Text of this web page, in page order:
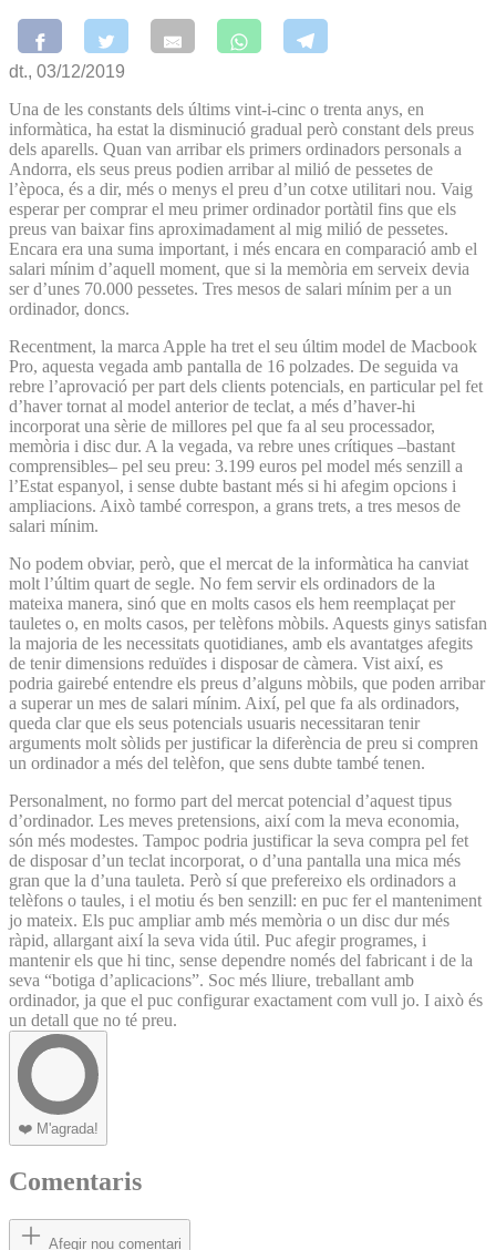
dt., 03/12/2019
Una de les constants dels últims vint-i-cinc o trenta anys, en
informàtica, ha estat la disminució gradual però constant dels preus
dels aparells. Quan van arribar els primers ordinadors personals a
Andorra, els seus preus podien arribar al milió de pessetes de
l’època, és a dir, més o menys el preu d’un cotxe utilitari nou. Vaig
esperar per comprar el meu primer ordinador portàtil fins que els
preus van baixar fins aproximadament al mig milió de pessetes.
Encara era una suma important, i més encara en comparació amb el
salari mínim d’aquell moment, que si la memòria em serveix devia
ser d’unes 70.000 pessetes. Tres mesos de salari mínim per a un
ordinador, doncs.
Recentment, la marca Apple ha tret el seu últim model de Macbook
Pro, aquesta vegada amb pantalla de 16 polzades. De seguida va
rebre l’aprovació per part dels clients potencials, en particular pel fet
d’haver tornat al model anterior de teclat, a més d’haver-hi
incorporat una sèrie de millores pel que fa al seu processador,
memòria i disc dur. A la vegada, va rebre unes crítiques –bastant
comprensibles– pel seu preu: 3.199 euros pel model més senzill a
l’Estat espanyol, i sense dubte bastant més si hi afegim opcions i
ampliacions. Això també correspon, a grans trets, a tres mesos de
salari mínim.
No podem obviar, però, que el mercat de la informàtica ha canviat
molt l’últim quart de segle. No fem servir els ordinadors de la
mateixa manera, sinó que en molts casos els hem reemplaçat per
tauletes o, en molts casos, per telèfons mòbils. Aquests ginys satisfan
la majoria de les necessitats quotidianes, amb els avantatges afegits
de tenir dimensions reduïdes i disposar de càmera. Vist així, es
podria gairebé entendre els preus d’alguns mòbils, que poden arribar
a superar un mes de salari mínim. Així, pel que fa als ordinadors,
queda clar que els seus potencials usuaris necessitaran tenir
arguments molt sòlids per justificar la diferència de preu si compren
un ordinador a més del telèfon, que sens dubte també tenen.
Personalment, no formo part del mercat potencial d’aquest tipus
d’ordinador. Les meves pretensions, així com la meva economia,
són més modestes. Tampoc podria justificar la seva compra pel fet
de disposar d’un teclat incorporat, o d’una pantalla una mica més
gran que la d’una tauleta. Però sí que prefereixo els ordinadors a
telèfons o taules, i el motiu és ben senzill: en puc fer el manteniment
jo mateix. Els puc ampliar amb més memòria o un disc dur més
ràpid, allargant així la seva vida útil. Puc afegir programes, i
mantenir els que hi tinc, sense dependre només del fabricant i de la
seva “botiga d’aplicacions”. Soc més lliure, treballant amb
ordinador, ja que el puc configurar exactament com vull jo. I això és
un detall que no té preu.
❤️ M'agrada!
Comentaris
Afegir nou comentari